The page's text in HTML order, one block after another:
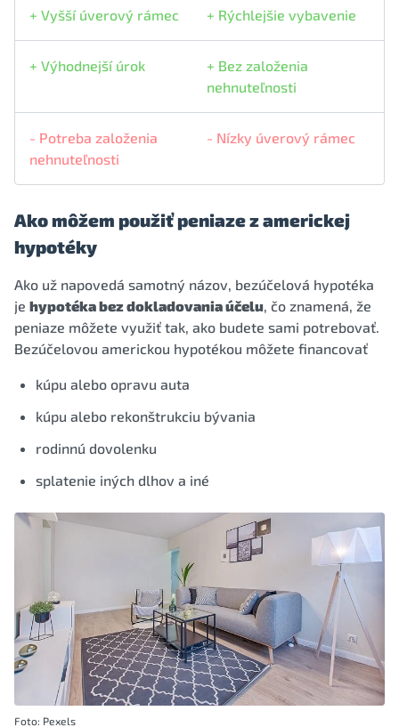
+ Vyšší úverový rámec + Rýchlejšie vybavenie
+ Výhodnejší úrok
+ Bez založenia
nehnuteľnosti
- Potreba založenia
nehnuteľnosti
- Nízky úverový rámec
Ako môžem použiť peniaze z americkej
hypotéky
Ako už napovedá samotný názov, bezúčelová hypotéka
je hypotéka bez dokladovania účelu, čo znamená, že
peniaze môžete využiť tak, ako budete sami potrebovať.
Bezúčelovou americkou hypotékou môžete financovať
kúpu alebo opravu auta
kúpu alebo rekonštrukciu bývania
rodinnú dovolenku
splatenie iných dlhov a iné
Foto: Pexels